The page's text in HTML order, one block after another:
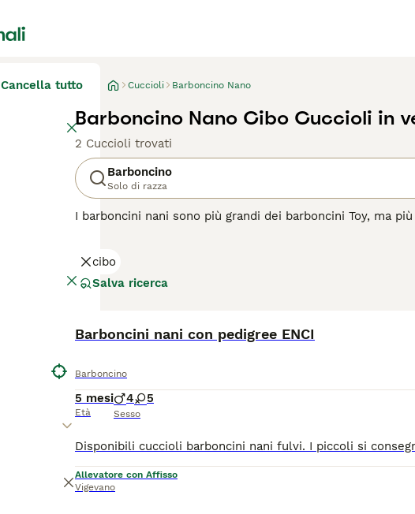
Cancella tutto Cuccioli Barboncino Nano
Barboncino Nano Cibo Cuccioli in
2 Cuccioli trovati
Barboncino
Solo di razza
I barboncini nani sono più grandi dei barboncini Toy, ma
cura e ciò si aggiunge al costo di avere uno di questi
cibo
Salva ricerca
Barboncini nani con pedigree ENCI
Barboncino
5 mesi
Età
4 5
Sesso
Allevatore con Affisso
Vigevano